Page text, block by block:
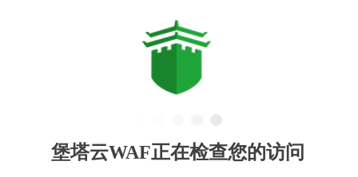
堡塔云WAF正在检查您的访问